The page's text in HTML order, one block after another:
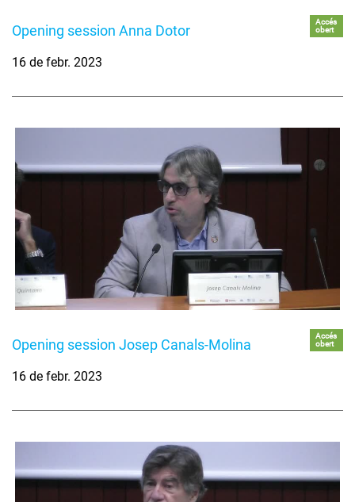
Opening session Anna Dotor
Accés
obert
16 de febr. 2023
Opening session Josep Canals-Molina
Accés
obert
16 de febr. 2023